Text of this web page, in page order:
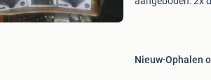
Nieuw Ophalen